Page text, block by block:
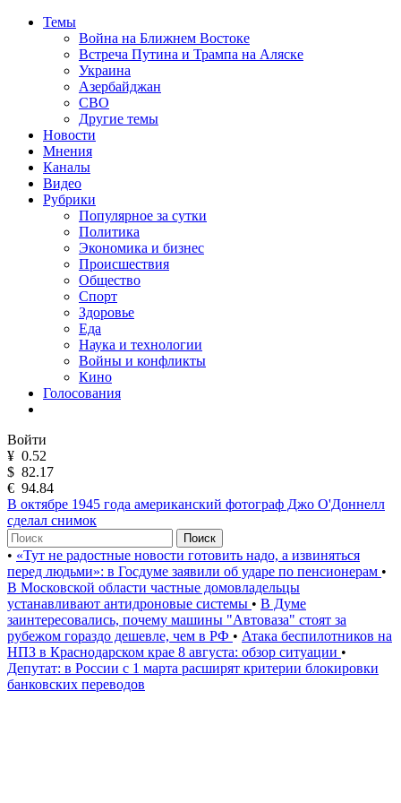
Темы
Война на Ближнем Востоке
Встреча Путина и Трампа на Аляске
Украина
Азербайджан
СВО
Другие темы
Новости
Мнения
Каналы
Видео
Рубрики
Популярное за сутки
Политика
Экономика и бизнес
Происшествия
Общество
Спорт
Здоровье
Еда
Наука и технологии
Войны и конфликты
Кино
Голосования
Войти
¥ 0.52
$ 82.17
€ 94.84
В октябре 1945 года американский фотограф Джо О'Доннелл
сделал снимок
Поиск
• «Тут не радостные новости готовить надо, а извиняться
перед людьми»: в Госдуме заявили об ударе по пенсионерам •
В Московской области частные домовладельцы
устанавливают антидроновые системы • В Думе
заинтересовались, почему машины "Автоваза" стоят за
рубежом гораздо дешевле, чем в РФ • Атака беспилотников на
НПЗ в Краснодарском крае 8 августа: обзор ситуации •
Депутат: в России с 1 марта расширят критерии блокировки
банковских переводов